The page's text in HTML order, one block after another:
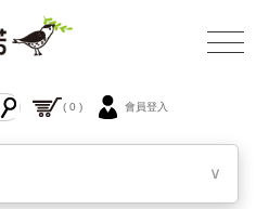
( 0 ) 會員登入
∨